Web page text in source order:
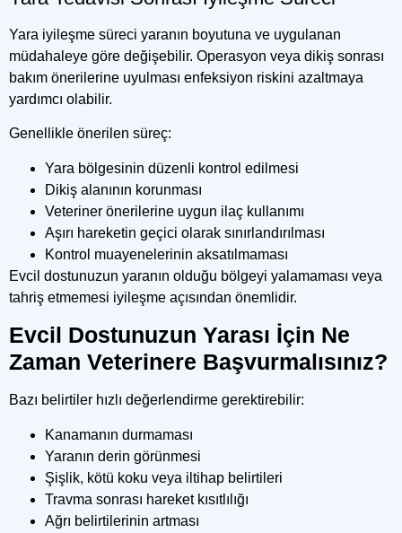
Yara iyileşme süreci yaranın boyutuna ve uygulanan
müdahaleye göre değişebilir. Operasyon veya dikiş sonrası
bakım önerilerine uyulması enfeksiyon riskini azaltmaya
yardımcı olabilir.
Genellikle önerilen süreç:
Yara bölgesinin düzenli kontrol edilmesi
Dikiş alanının korunması
Veteriner önerilerine uygun ilaç kullanımı
Aşırı hareketin geçici olarak sınırlandırılması
Kontrol muayenelerinin aksatılmaması
Evcil dostunuzun yaranın olduğu bölgeyi yalamaması veya
tahriş etmemesi iyileşme açısından önemlidir.
Evcil Dostunuzun Yarası İçin Ne
Zaman Veterinere Başvurmalısınız?
Bazı belirtiler hızlı değerlendirme gerektirebilir:
Kanamanın durmaması
Yaranın derin görünmesi
Şişlik, kötü koku veya iltihap belirtileri
Travma sonrası hareket kısıtlılığı
Ağrı belirtilerinin artması